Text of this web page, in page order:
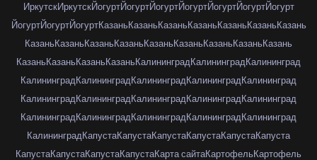
ИркутскИркутскЙогуртЙогуртЙогуртЙогуртЙогуртЙогуртЙогурт
ЙогуртЙогуртЙогуртКазаньКазаньКазаньКазаньКазаньКазаньКазань
КазаньКазаньКазаньКазаньКазаньКазаньКазаньКазаньКазань
КазаньКазаньКазаньКазаньКалининградКалининградКалининград
КалининградКалининградКалининградКалининградКалининград
КалининградКалининградКалининградКалининградКалининград
КалининградКалининградКалининградКалининградКалининград
КалининградКапустаКапустаКапустаКапустаКапустаКапуста
КапустаКапустаКапустаКапустаКарта сайтаКартофельКартофель